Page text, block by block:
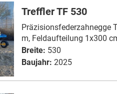
Treffler TF 530
Präzisionsfederzahnegge
m, Feldaufteilung 1x300
Breite: 530
Baujahr: 2025